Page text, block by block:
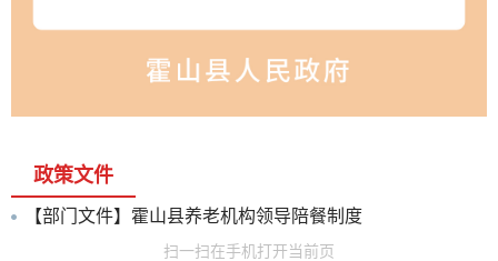
政策文件
【部门文件】霍山县养老机构领导陪餐制度
扫一扫在手机打开当前页